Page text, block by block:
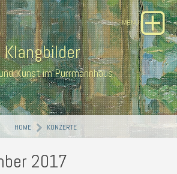
Klangbilder
Kunst im Purrmannhaus
HOME KONZERTE
2017